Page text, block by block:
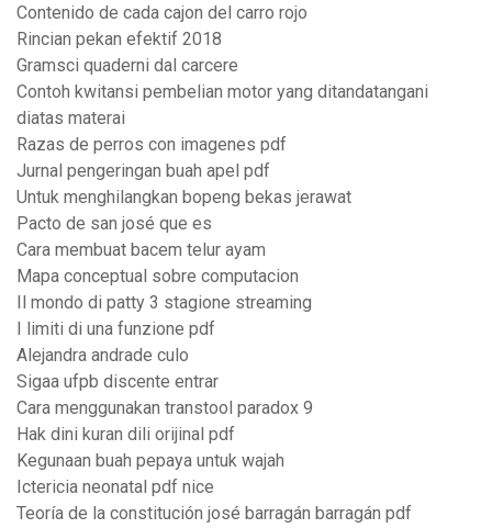
Contenido de cada cajon del carro rojo
Rincian pekan efektif 2018
Gramsci quaderni dal carcere
Contoh kwitansi pembelian motor yang ditandatangani
diatas materai
Razas de perros con imagenes pdf
Jurnal pengeringan buah apel pdf
Untuk menghilangkan bopeng bekas jerawat
Pacto de san josé que es
Cara membuat bacem telur ayam
Mapa conceptual sobre computacion
Il mondo di patty 3 stagione streaming
I limiti di una funzione pdf
Alejandra andrade culo
Sigaa ufpb discente entrar
Cara menggunakan transtool paradox 9
Hak dini kuran dili orijinal pdf
Kegunaan buah pepaya untuk wajah
Ictericia neonatal pdf nice
Teoría de la constitución josé barragán barragán pdf